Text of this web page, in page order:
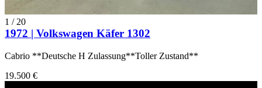
1 / 20
1972 | Volkswagen Käfer 1302
Cabrio **Deutsche H Zulassung**Toller Zustand**
19.500 €